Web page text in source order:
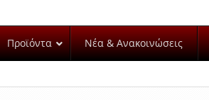
Προϊόντα Νέα & Ανακοινώσεις